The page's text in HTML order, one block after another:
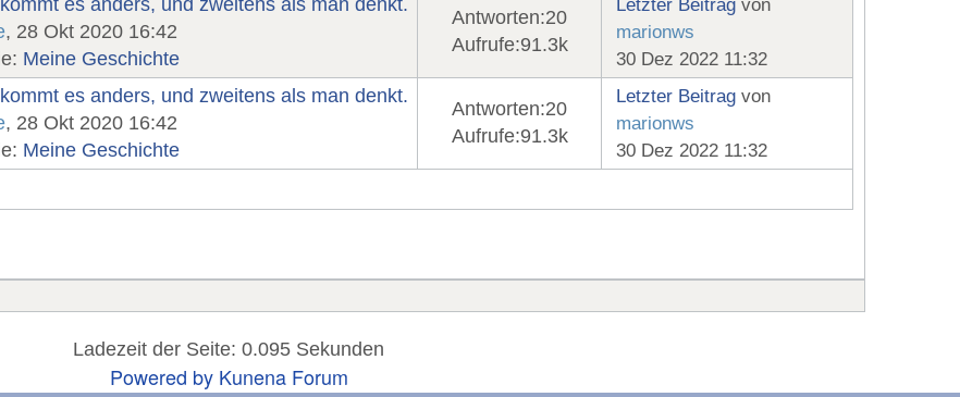
es anders, und zweitens als man denkt.
, 28 Okt 2020 16:42
Meine Geschichte
Antworten:20
Aufrufe:91.3k
Letzter Beitrag von
marionws
30 Dez 2022 11:32
es anders, und zweitens als man denkt.
, 28 Okt 2020 16:42
Meine Geschichte
Antworten:20
Aufrufe:91.3k
Letzter Beitrag von
marionws
30 Dez 2022 11:32
Ladezeit der Seite: 0.095 Sekunden
Powered by Kunena Forum